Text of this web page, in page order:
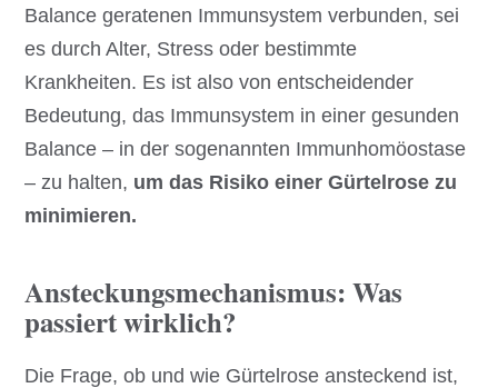
Balance geratenen Immunsystem verbunden, sei
es durch Alter, Stress oder bestimmte
Krankheiten. Es ist also von entscheidender
Bedeutung, das Immunsystem in einer gesunden
Balance – in der sogenannten Immunhomöostase
– zu halten, um das Risiko einer Gürtelrose zu
minimieren.
Ansteckungsmechanismus: Was
passiert wirklich?
Die Frage, ob und wie Gürtelrose ansteckend ist,